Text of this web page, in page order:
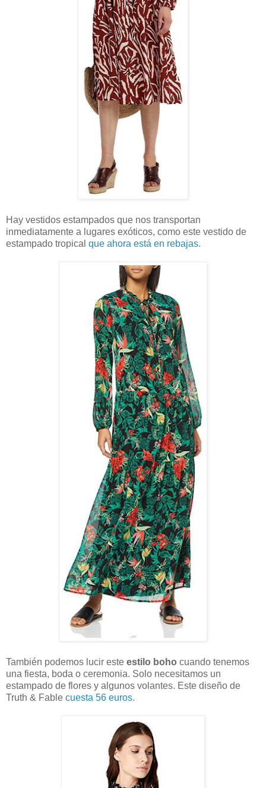
Hay vestidos estampados que nos transportan
inmediatamente a lugares exóticos, como este vestido de
estampado tropical que ahora está en rebajas.
También podemos lucir este estilo boho cuando tenemos
una fiesta, boda o ceremonia. Solo necesitamos un
estampado de flores y algunos volantes. Este diseño de
Truth & Fable cuesta 56 euros.